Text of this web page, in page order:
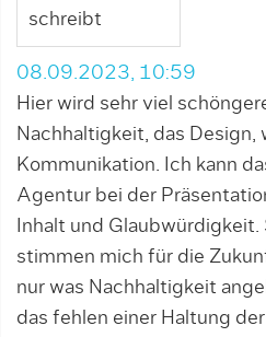
schreibt
08.09.2023, 10:59
Hier wird sehr viel
Nachhaltigkeit, das Design,
Kommunikation. Ich kann
Agentur bei der
Inhalt und
stimmen mich für die
nur was Nachhaltigkeit
das fehlen einer Haltung